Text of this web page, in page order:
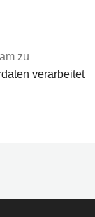
zu
verarbeitet